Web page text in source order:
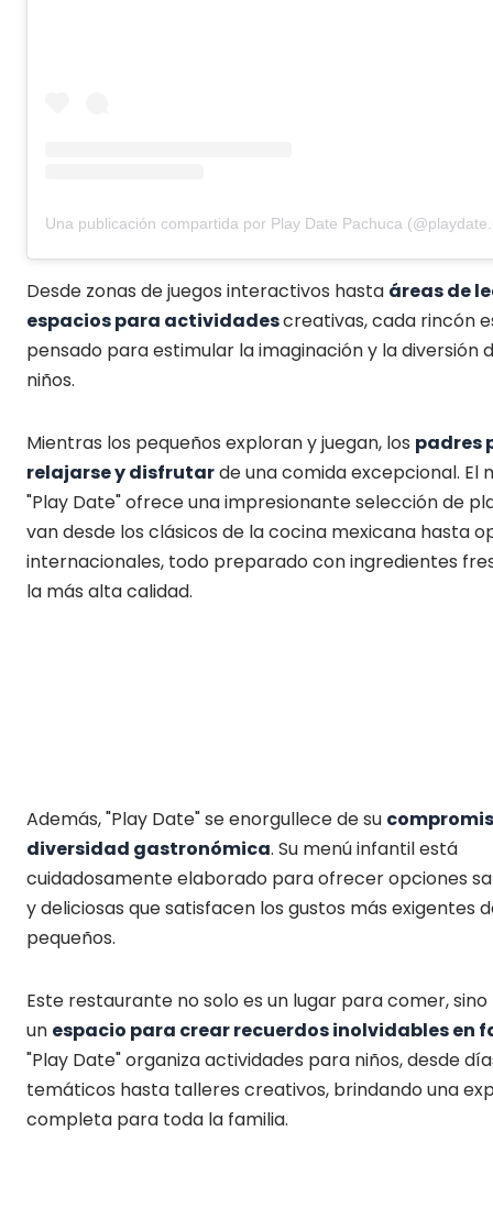
Una publicación compartida por Play Date Pachuca
Desde zonas de juegos interactivos hasta áreas de
espacios para actividadescreativas, cada rincón
pensado para estimular la imaginación y la diversión
niños.
Mientras los pequeños exploran y juegan, los padres
relajarse y disfrutarde una comida excepcional. El
"Play Date" ofrece una impresionante selección de
van desde los clásicos de la cocina mexicana hasta
internacionales, todo preparado con ingredientes
la más alta calidad.
Además, "Play Date" se enorgullece de su
diversidad gastronómica. Su menú infantil está
cuidadosamente elaborado para ofrecer opciones
y deliciosas que satisfacen los gustos más exigentes
pequeños.
Este restaurante no solo es un lugar para comer,
un espacio para crear recuerdos inolvidables en
"Play Date" organiza actividades para niños, desde
temáticos hasta talleres creativos, brindando una
completa para toda la familia.